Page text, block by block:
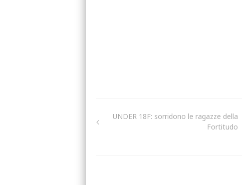
UNDER 18F: sorridono le ragazze della
Fortitudo